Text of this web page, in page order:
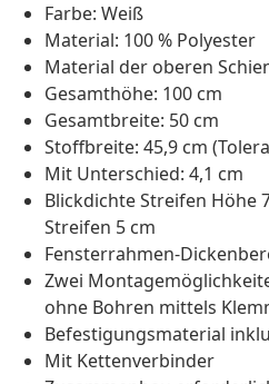
Farbe: Weiß
Material: 100 % Polyester
Material der oberen
Gesamthöhe: 100 cm
Gesamtbreite: 50 cm
Stoffbreite: 45,9 cm
Mit Unterschied: 4,1 cm
Blickdichte Streifen Höhe
Streifen 5 cm
Fensterrahmen-
Zwei
ohne Bohren mittels
Befestigungsmaterial
Mit Kettenverbinder